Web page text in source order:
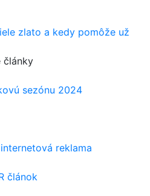
zlato a kedy pomôže už
články
sezónu 2024
reklama
článok